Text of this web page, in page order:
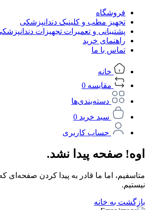
فروشگاه
تجهیز مطب و کلینیک دندانپزشکی
پشتیبانی و تعمیرات تجهیزات
راهنمای خرید
تماس با ما
خانه
مقایسه 0
دسته‌بندی‌ها
سبد خرید 0
حساب کاربری
اوه! صفحه پیدا نشد.
متاسفیم، اما ما قادر به پیدا کردن صفحه‌ای
نیستیم.
بازگشت به خانه